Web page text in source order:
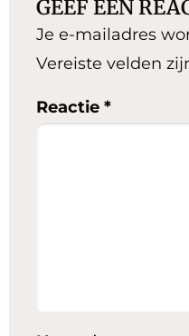
GEEF EEN
Je e-mailadres
Vereiste velden
Reactie *